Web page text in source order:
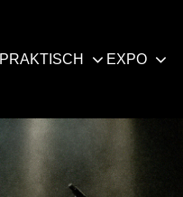
PRAKTISCH EXPO